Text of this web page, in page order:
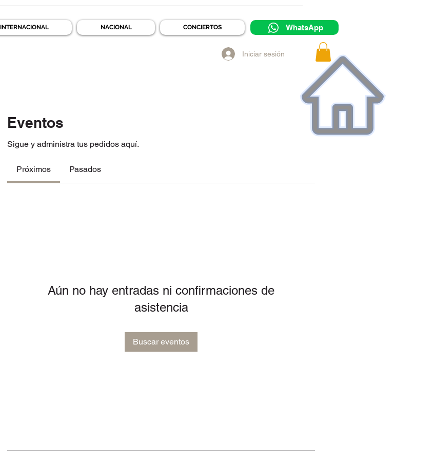
INTERNACIONAL NACIONAL CONCIERTOS WhatsApp
Iniciar sesión
Eventos
Sigue y administra tus pedidos aquí.
Próximos Pasados
Aún no hay entradas ni confirmaciones de
asistencia
Buscar eventos